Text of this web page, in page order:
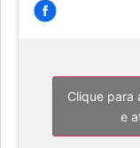
Clique para
e